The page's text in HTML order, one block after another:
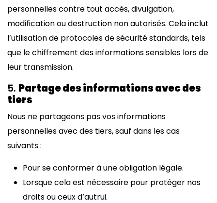
personnelles contre tout accès, divulgation,
modification ou destruction non autorisés. Cela inclut
l’utilisation de protocoles de sécurité standards, tels
que le chiffrement des informations sensibles lors de
leur transmission.
5. Partage des informations avec des
tiers
Nous ne partageons pas vos informations
personnelles avec des tiers, sauf dans les cas
suivants :
Pour se conformer à une obligation légale.
Lorsque cela est nécessaire pour protéger nos
droits ou ceux d’autrui.